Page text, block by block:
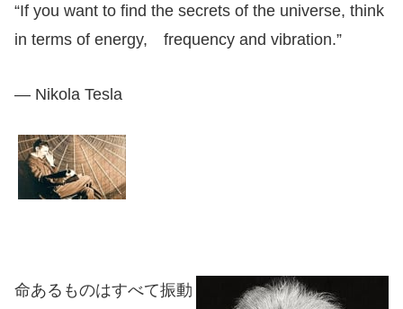
“If you want to find the secrets of the universe, think
in terms of energy, frequency and vibration.”
― Nikola Tesla
命あるものはすべて振動